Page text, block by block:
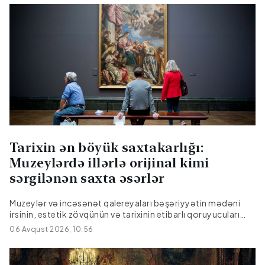
​Tarixin ən böyük saxtakarlığı:
Muzeylərdə illərlə orijinal kimi
sərgilənən saxta əsərlər
Muzeylər və incəsənət qalereyaları bəşəriyyətin mədəni
irsinin, estetik zövqünün və tarixinin etibarlı qoruyucuları
hesab olunur. Dünyanın müxtəlif ölkələrindən gələn
milyonlarla ziyarətçi bu məkanlarda təqdim olunan şah
əsərlərin həqiqiliyinə şübhə etmədən, onları böyük
ehtiramla izləyir. Lakin sənət dünyasının pərdəarxasında elə
06 Avqust 2026, 10:56